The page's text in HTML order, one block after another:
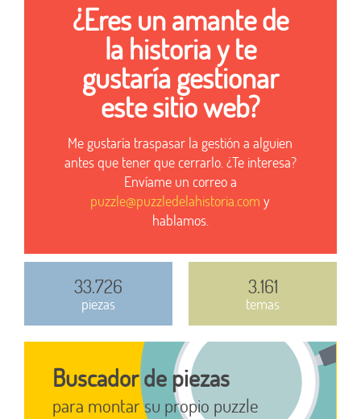
¿Eres un amante de
la historia y te
gustaría gestionar
este sitio web?
Me gustaría traspasar la gestión a alguien
antes que tener que cerrarlo. ¿Te interesa?
Envíame un correo a
puzzle@puzzledelahistoria.com y
hablamos.
33.726
piezas
3.161
temas
Buscador de piezas
para montar su propio puzzle